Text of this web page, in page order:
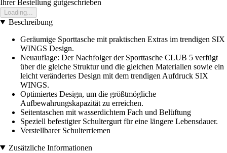
Ihrer Bestellung gutgeschrieben
Loading...
Beschreibung
Geräumige Sporttasche mit praktischen Extras im trendigen SIX
WINGS Design.
Neuauflage: Der Nachfolger der Sporttasche CLUB 5 verfügt
über die gleiche Struktur und die gleichen Materialien sowie ein
leicht verändertes Design mit dem trendigen Aufdruck SIX
WINGS.
Optimiertes Design, um die größtmögliche
Aufbewahrungskapazität zu erreichen.
Seitentaschen mit wasserdichtem Fach und Belüftung
Speziell befestigter Schultergurt für eine längere Lebensdauer.
Verstellbarer Schulterriemen
Zusätzliche Informationen